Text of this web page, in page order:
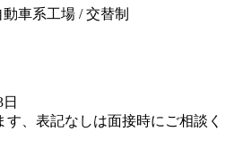
車系工場 / 交替制
日
、表記なしは面接時にご相談く